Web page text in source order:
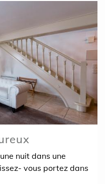
nuit dans une
vous portez dans